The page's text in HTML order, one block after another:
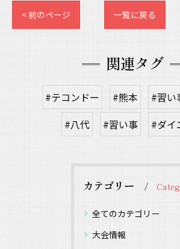
< 前のページ 一覧に戻る
関連タグ
#テコンドー #熊本 #習い
#八代
#習い事 #ダイ
カテゴリー
全てのカテゴリー
大会情報